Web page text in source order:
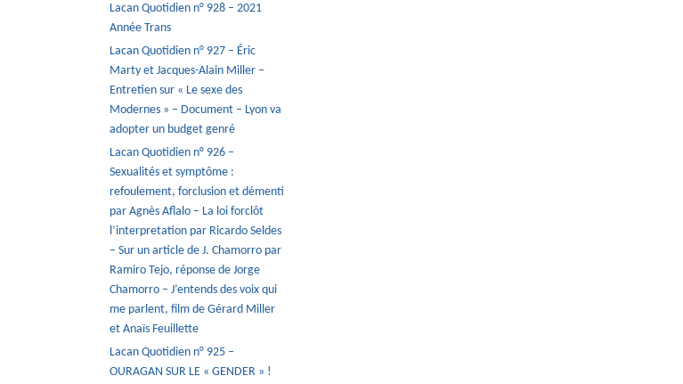
Lacan Quotidien n° 928 – 2021
Année Trans
Lacan Quotidien n° 927 – Éric
Marty et Jacques-Alain Miller –
Entretien sur « Le sexe des
Modernes » – Document – Lyon va
adopter un budget genré
Lacan Quotidien n° 926 –
Sexualités et symptôme :
refoulement, forclusion et démenti
par Agnès Aflalo – La loi forclôt
l’interpretation par Ricardo Seldes
– Sur un article de J. Chamorro par
Ramiro Tejo, réponse de Jorge
Chamorro – J’entends des voix qui
me parlent, film de Gérard Miller
et Anaïs Feuillette
Lacan Quotidien n° 925 –
OURAGAN SUR LE « GENDER » !